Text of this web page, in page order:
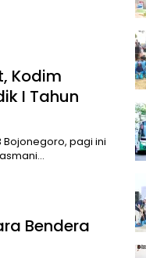
Kodim
I Tahun
Bojonegoro, pagi ini
Bendera